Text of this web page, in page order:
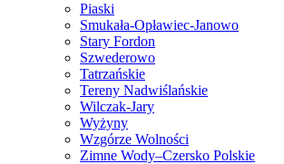
Piaski
Smukała-Opławiec-Janowo
Stary Fordon
Szwederowo
Tatrzańskie
Tereny Nadwiślańskie
Wilczak-Jary
Wyżyny
Wzgórze Wolności
Zimne Wody–Czersko Polskie